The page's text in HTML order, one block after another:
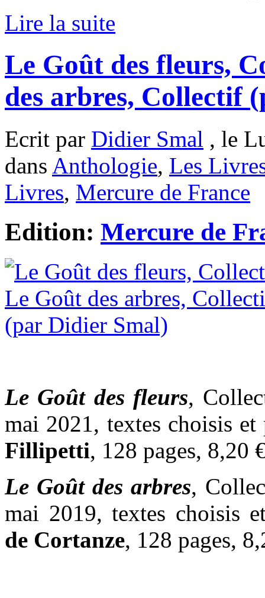
Lire la suite
Le Goût des fleurs,
des arbres, Collectif
Ecrit par Didier Smal , le
dans Anthologie, Les
Livres, Mercure de France
Edition: Mercure de
Le Goût des fleurs,
mai 2021, textes choisis et
Fillipetti, 128 pages, 8,20
Le Goût des arbres,
mai 2019, textes choisis
de Cortanze, 128 pages,